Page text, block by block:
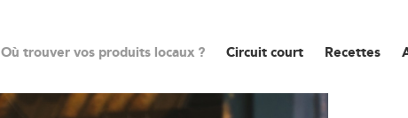
Où trouver vos produits locaux ? Circuit court Recettes